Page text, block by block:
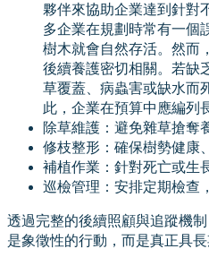
夥伴來協助企業達到針對
多企業在規劃時常有一個
樹木就會自然存活。然而
後續養護密切相關。若缺
草覆蓋、病蟲害或缺水而
此，企業在預算中應編列
除草維護：避免雜草搶奪
修枝整形：確保樹勢健康
補植作業：針對死亡或生
巡檢管理：安排定期檢查
透過完整的後續照顧與追蹤機
是象徵性的行動，而是真正具